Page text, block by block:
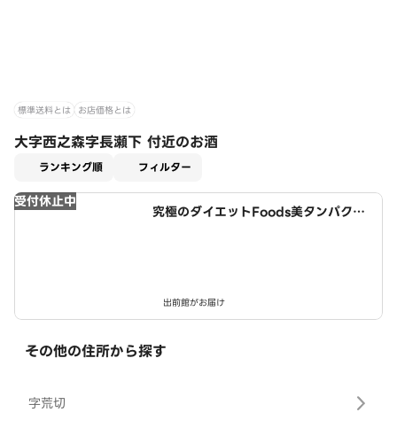
標準送料とは お店価格とは
大字西之森字長瀬下 付近のお酒
ランキング順 フィルター
受付休止中
究極のダイエットFoods美タンパクラ
出前館がお届け
その他の住所から探す
字荒切